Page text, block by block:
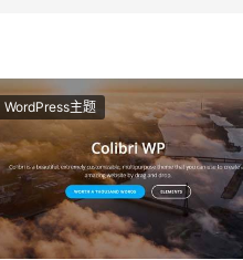
WordPress主题